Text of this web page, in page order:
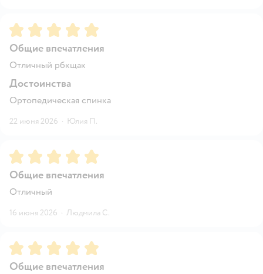
Рейтинг:5
Общие впечатления
Отличный рбкщак
Достоинства
Ортопедическая спинка
22 июня 2026 · Юлия П.
Рейтинг:5
Общие впечатления
Отличный
16 июня 2026 · Людмила С.
Рейтинг:5
Общие впечатления